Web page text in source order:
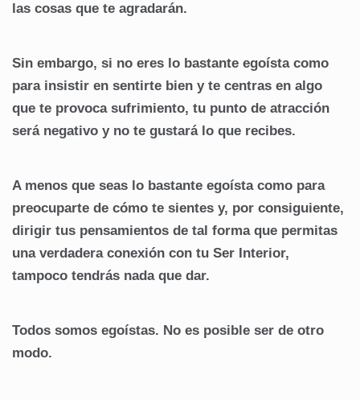
las cosas que te agradarán.
Sin embargo, si no eres lo bastante egoísta como
para insistir en sentirte bien y te centras en algo
que te provoca sufrimiento, tu punto de atracción
será negativo y no te gustará lo que recibes.
A menos que seas lo bastante egoísta como para
preocuparte de cómo te sientes y, por consiguiente,
dirigir tus pensamientos de tal forma que permitas
una verdadera conexión con tu Ser Interior,
tampoco tendrás nada que dar.
Todos somos egoístas. No es posible ser de otro
modo.